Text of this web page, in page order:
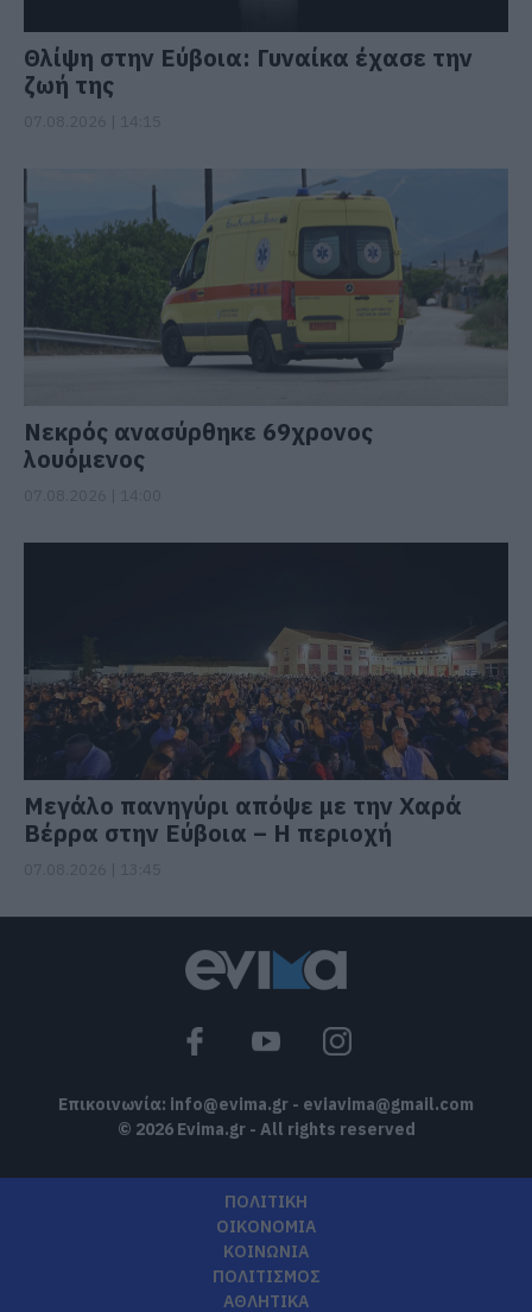
Θλίψη στην Εύβοια: Γυναίκα έχασε την
ζωή της
Νεκρός ανασύρθηκε 69χρονος
λουόμενος
Μεγάλο πανηγύρι απόψε με την Χαρά
Βέρρα στην Εύβοια – Η περιοχή
Επικοινωνία: info@evima.gr - eviavima@gmail.com
© 2026 Evima.gr - All rights reserved
ΠΟΛΙΤΙΚΗ
ΟΙΚΟΝΟΜΙΑ
ΚΟΙΝΩΝΙΑ
ΠΟΛΙΤΙΣΜΟΣ
ΑΘΛΗΤΙΚΑ